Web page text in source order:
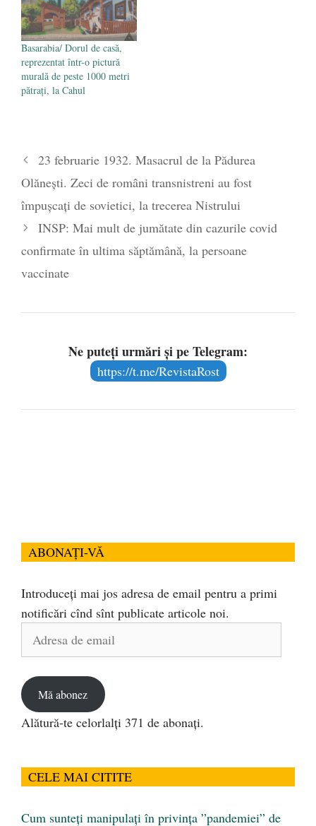
Basarabia/ Dorul de casă,
reprezentat într-o pictură
murală de peste 1000 metri
pătrați, la Cahul
23 februarie 1932. Masacrul de la Pădurea
Olănești. Zeci de români transnistreni au fost
împușcați de sovietici, la trecerea Nistrului
INSP: Mai mult de jumătate din cazurile covid
confirmate în ultima săptămână, la persoane
vaccinate
Ne puteți urmări și pe Telegram:
https://t.me/RevistaRost
ABONAȚI-VĂ
Introduceți mai jos adresa de email pentru a primi
notificări cînd sînt publicate articole noi.
Adresa
Mă abonez
Alătură-te celorlalți 371 de abonați.
CELE MAI CITITE
Cum sunteți manipulați în privința ”pandemiei” de